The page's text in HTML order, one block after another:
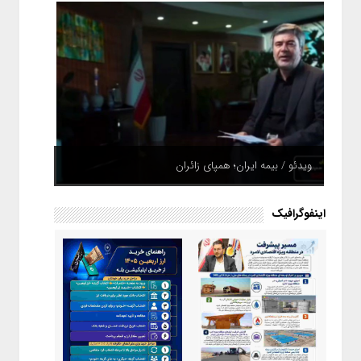
ویدئو / بیمه ایران؛ همپای زائران
اینفوگرافیک